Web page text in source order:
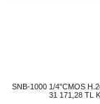
SNB-1000 1/4''CMOS
31 171,28 TL